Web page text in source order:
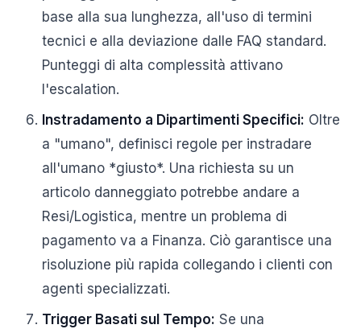
base alla sua lunghezza, all'uso di termini
tecnici e alla deviazione dalle FAQ standard.
Punteggi di alta complessità attivano
l'escalation.
Instradamento a Dipartimenti Specifici: Oltre
a "umano", definisci regole per instradare
all'umano *giusto*. Una richiesta su un
articolo danneggiato potrebbe andare a
Resi/Logistica, mentre un problema di
pagamento va a Finanza. Ciò garantisce una
risoluzione più rapida collegando i clienti con
agenti specializzati.
Trigger Basati sul Tempo: Se una